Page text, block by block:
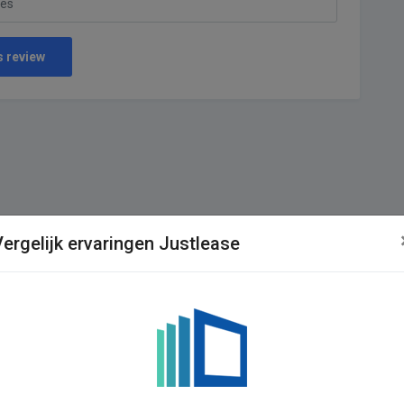
review
ervaringen Justlease